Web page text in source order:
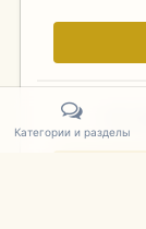
Уже
Категории и разделы